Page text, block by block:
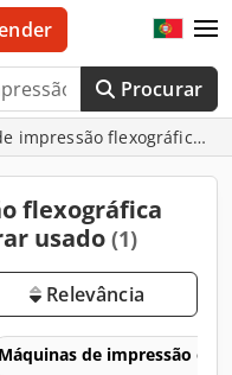
Procurar
impressão flexográfica
flexográfica
usado (1)
Relevância
Máquinas de impressão e